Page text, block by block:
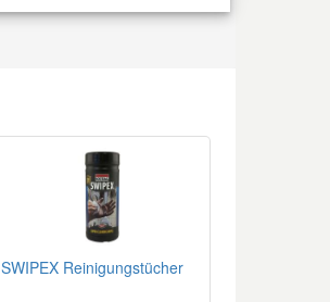
SWIPEX Reinigungstücher